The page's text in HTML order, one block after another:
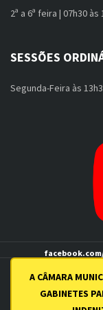
2ª a 6ª feira | 07h30
SESSÕES
Segunda-Feira às
A CÂMARA
GABINETES